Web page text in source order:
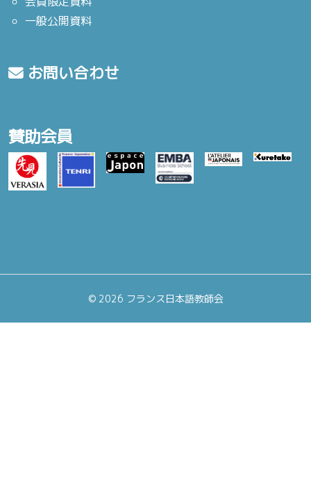
一般公開資料
お問い合わせ
賛助会員
©2026 フランス日本語教師会